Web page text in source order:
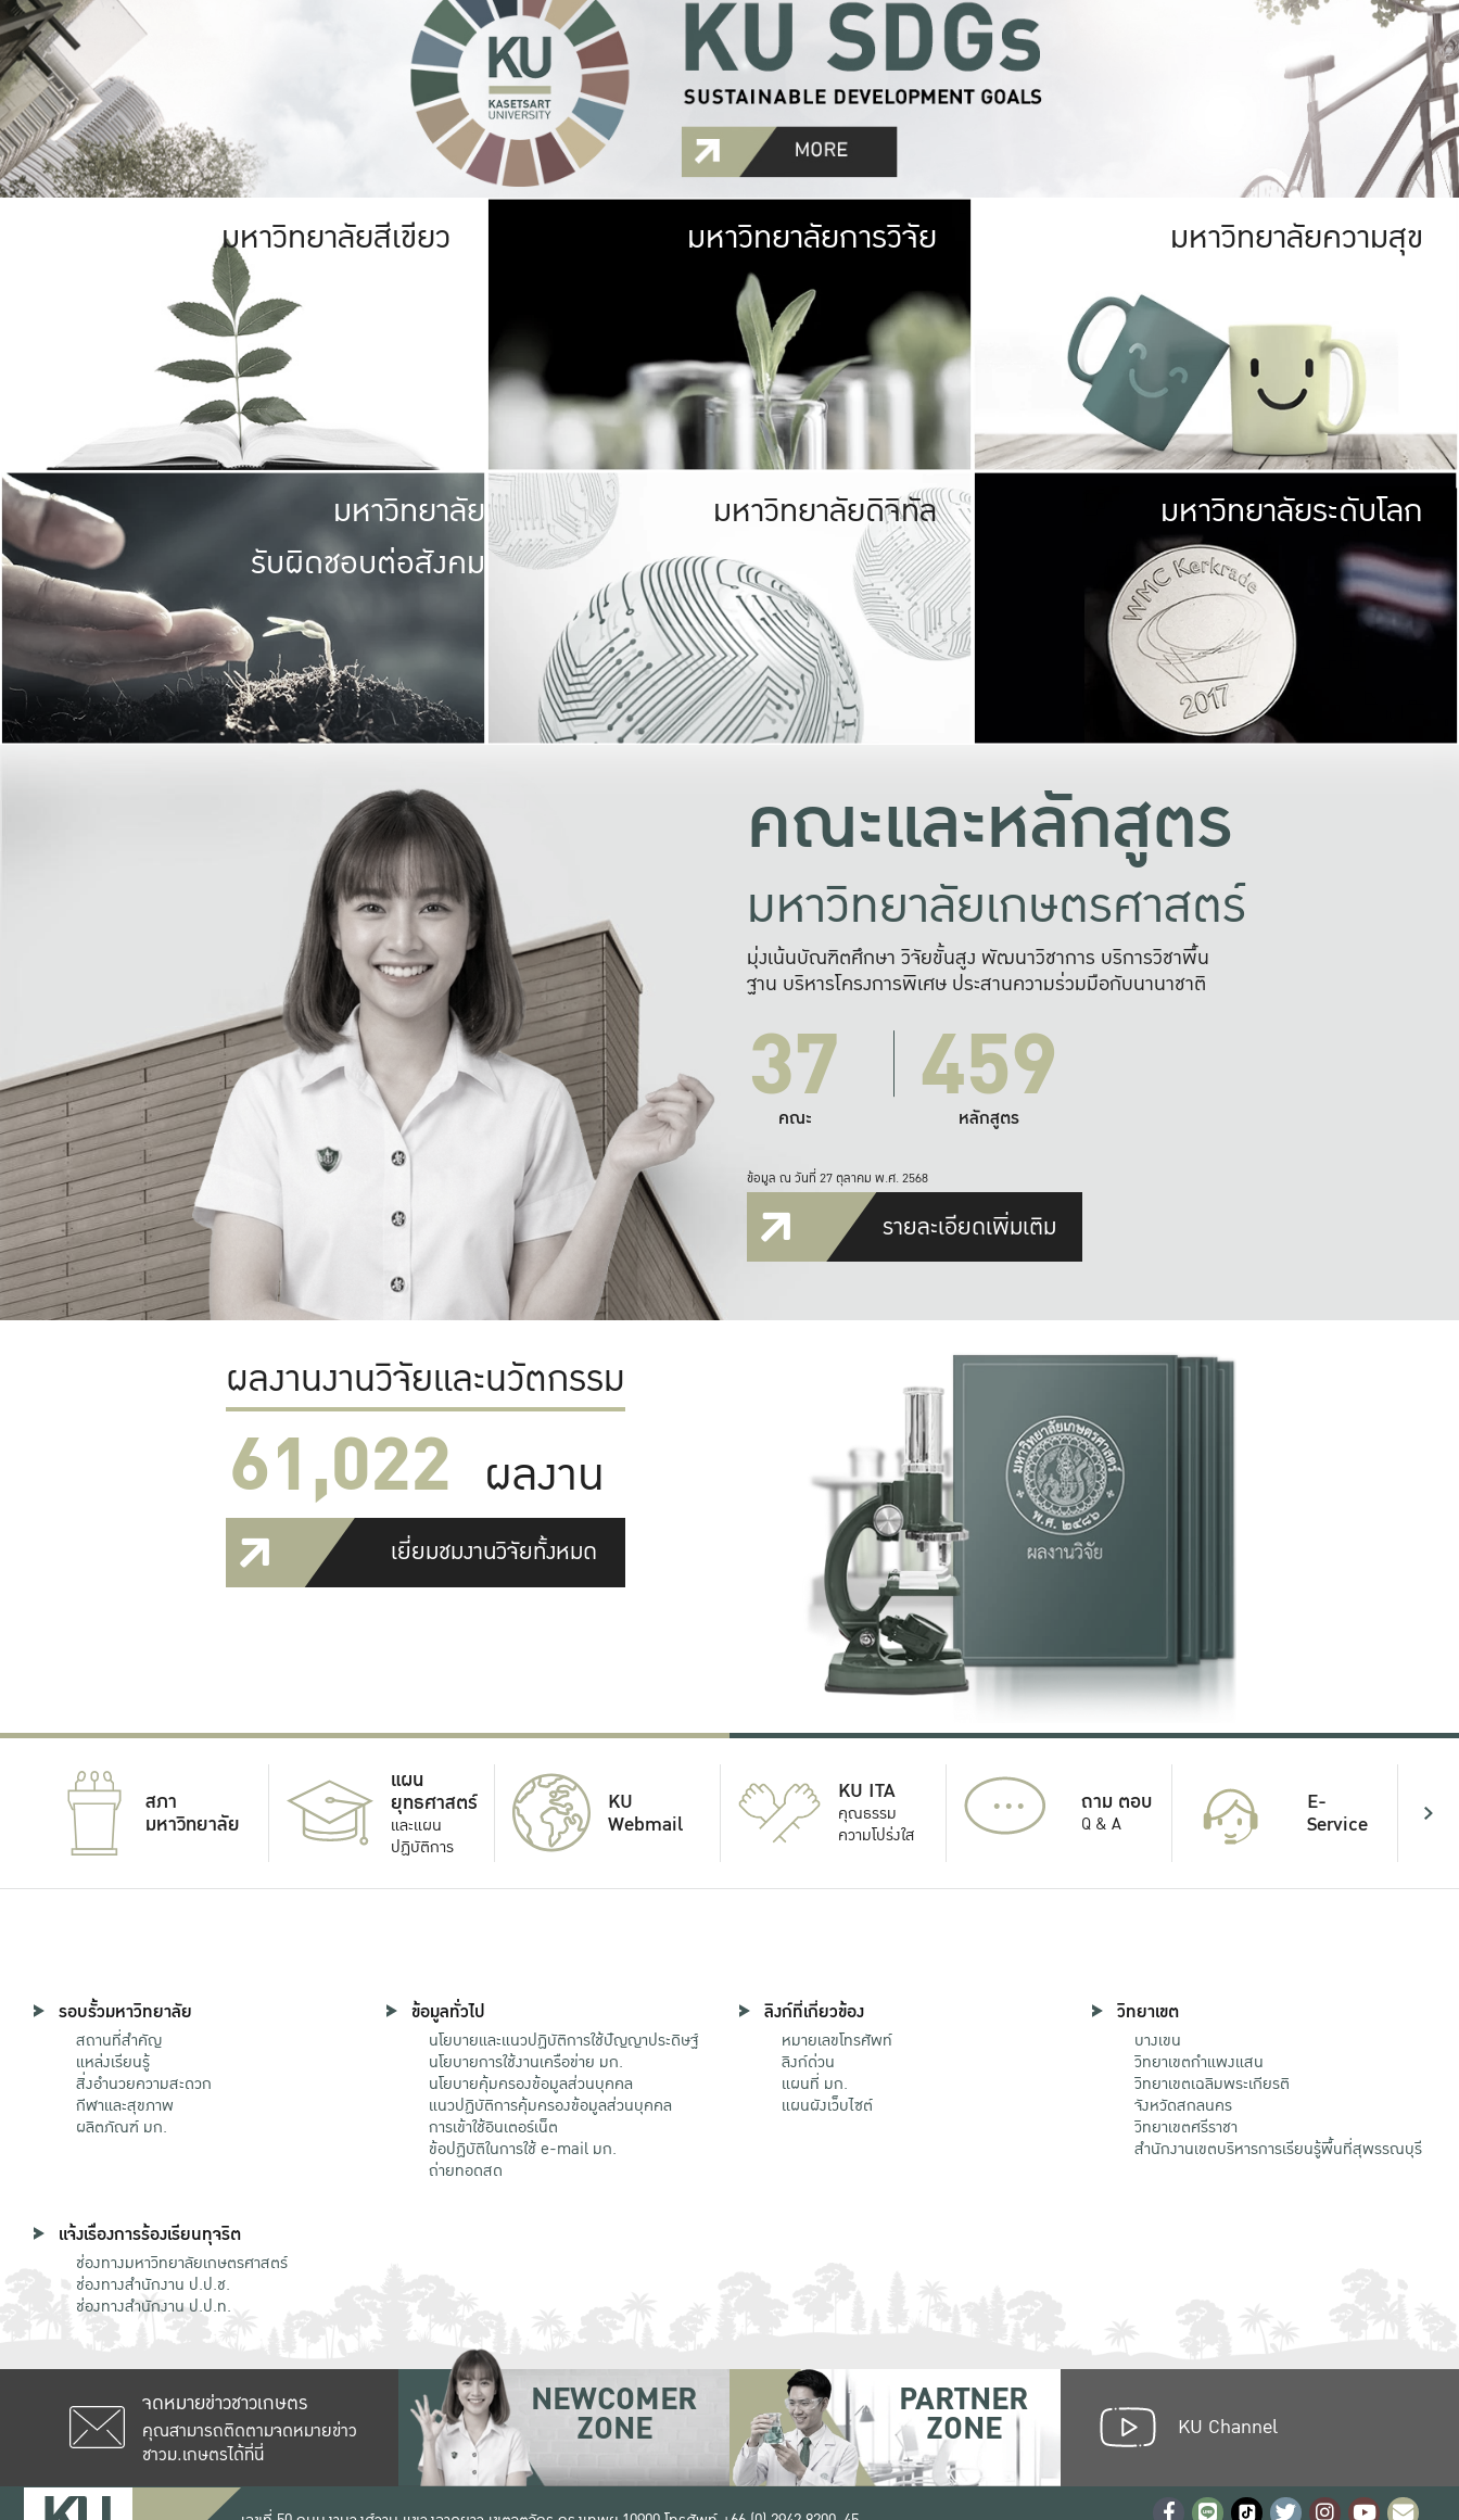
มหาวิทยาลัยสีเขียว มหาวิทยาลัย
เกษตรศาสตร์ มีพื้นที่เขียวสดใส หนาแน่น
เป็นป่าในเมือง (URBAN FOREST)
เกษตรในเมือง (URBAN AGRICULTURE)
ที่นับรวมกันได้ประมาณ 1,400 ไร่
มหาวิทยาลัยการวิจัย มหาวิทยาลัย
ให้กับประชาชน
มหาวิทยาลัยความสุข
มหาวิทยาลัย
รับผิดชอบต่อสังคม
มหาวิทยาลัยรับผิดชอบต่อสังคม
ร่วมมือกับชุมชน เพื่อความกินดีอยู่ดี
และความสุขอย่างยั่งยืน
มองปัญหาในภาพกว้าง
แก้ไขจากปัญหาจุดเล็กๆ
มหาวิทยาลัยดิจิทัล มหาวิทยา
พร้อมที่จ
และผลักดันในการใช้ระบบส
เพื่อการทำงานแ
มหาวิทยาลัยระดับโลก
คณะและหลักสูตร
มหาวิทยาลัยเกษตรศาสตร์
มุ่งเน้นบัณฑิตศึกษา วิจัยขั้นสูง พัฒนาวิชาการ บริการวิชาพื้น
ฐาน บริหารโครงการพิเศษ ประสานความร่วมมือกับนานาชาติ
37
คณะ 459
หลักสูตร
ข้อมูล ณ วันที่ 27 ตุลาคม พ.ศ. 2568
รายละเอียดเพิ่มเติม
ผลงานงานวิจัยและนวัตกรรม
61,022 ผลงาน
เยี่ยมชมงานวิจัยทั้งหมด
สภา
มหาวิทยาลัย
แผน
ยุทธศาสตร์
และแผน
ปฏิบัติการ
KU
Webmail
KU ITA
คุณธรรม
ความโปร่งใส
... ถาม ตอบ
Q & A
E-
Service
รอบรั้วมหาวิทยาลัย
สถานที่สำคัญ
แหล่งเรียนรู้
สิ่งอำนวยความสะดวก
กีฬาและสุขภาพ
ผลิตภัณฑ์ มก.
ข้อมูลทั่วไป
นโยบายและแนวปฏิบัติการใช้ปัญญาประดิษฐ์
นโยบายการใช้งานเครือข่าย มก.
นโยบายคุ้มครองข้อมูลส่วนบุคคล
แนวปฏิบัติการคุ้มครองข้อมูลส่วนบุคคล
การเข้าใช้อินเตอร์เน็ต
ข้อปฏิบัติในการใช้ e-mail มก.
ถ่ายทอดสด
ลิงก์ที่เกี่ยวข้อง
หมายเลขโทรศัพท์
ลิงก์ด่วน
แผนที่ มก.
แผนผังเว็บไซต์
วิทยาเขต
บางเขน
วิทยาเขตกําแพงแสน
วิทยาเขตเฉลิมพระเกียรติ
จังหวัดสกลนคร
วิทยาเขตศรีราชา
สำนักงานเขตบริหารการเรียนรู้พื้นที่สุพรรณบุรี
แจ้งเรื่องการร้องเรียนทุจริต
ช่องทางมหาวิทยาลัยเกษตรศาสตร์
ช่องทางสำนักงาน ป.ป.ช.
ช่องทางสำนักงาน ป.ป.ท.
จดหมายข่าวชาวเกษตร
คุณสามารถติดตามจดหมายข่าว
ชาวม.เกษตรได้ที่นี่
NEWCOMER
ZONE
PARTNER
ZONE KU Channel